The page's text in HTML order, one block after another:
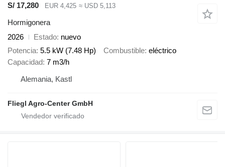
S/ 17,280
EUR 4,425 ≈ USD 5,113
Hormigonera
2026
Estado nuevo
Potencia 5.5 kW (7.48 Hp) Combustible eléctrico
Capacidad 7 m3/h
Alemania, Kastl
Fliegl Agro-Center GmbH